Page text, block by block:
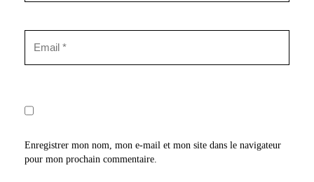
Enregistrer mon nom, mon e-mail et mon site dans le navigateur
pour mon prochain commentaire.